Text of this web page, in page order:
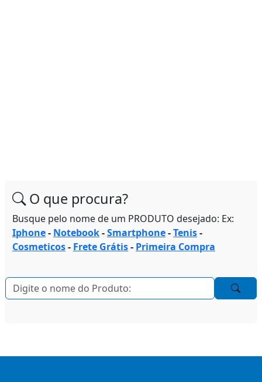
O que procura?
Busque pelo nome de um PRODUTO desejado: Ex:
Iphone- Notebook-Smartphone-Tenis-
Cosmeticos- Frete Grátis- Primeira Compra